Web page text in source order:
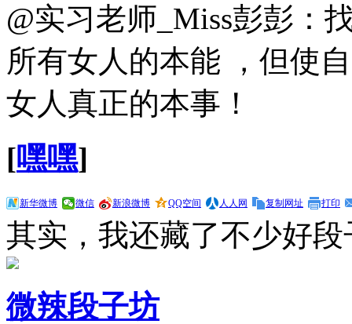
@实习老师_Miss彭彭：
所有女人的本能 ，但使
女人真正的本事！
[嘿嘿]
新华微博 微信 新浪微博 QQ空间 人人网 复制网址 打印
其实，我还藏了不少好段
微辣段子坊